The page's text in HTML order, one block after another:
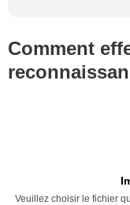
Comment
Veuillez choisir le fichier